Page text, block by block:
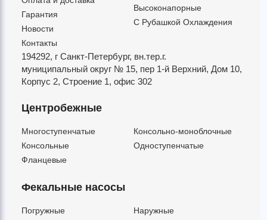
Гарантия
Новости
Контакты
Высоконапорные
С Рубашкой Охлаждения
194292, г Санкт-Петербург, вн.тер.г.
муниципальный округ № 15, пер 1-й Верхний, Дом 10,
Корпус 2, Строение 1, офис 302
Центробежные
Многоступенчатые
Консольно-моноблочные
Консольные
Одноступенчатые
Фланцевые
Фекальные насосы
Погружные
Наружные